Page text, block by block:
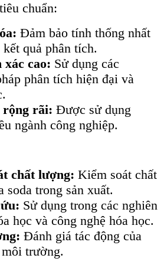
chuẩn:
Đảm bảo tính thống nhất
quả phân tích.
cao: Sử dụng các
phân tích hiện đại và
rộng rãi: Được sử dụng
ngành công nghiệp.
chất lượng: Kiểm soát chất
soda trong sản xuất.
Sử dụng trong các nghiên
học và công nghệ hóa học.
Đánh giá tác động của
môi trường.